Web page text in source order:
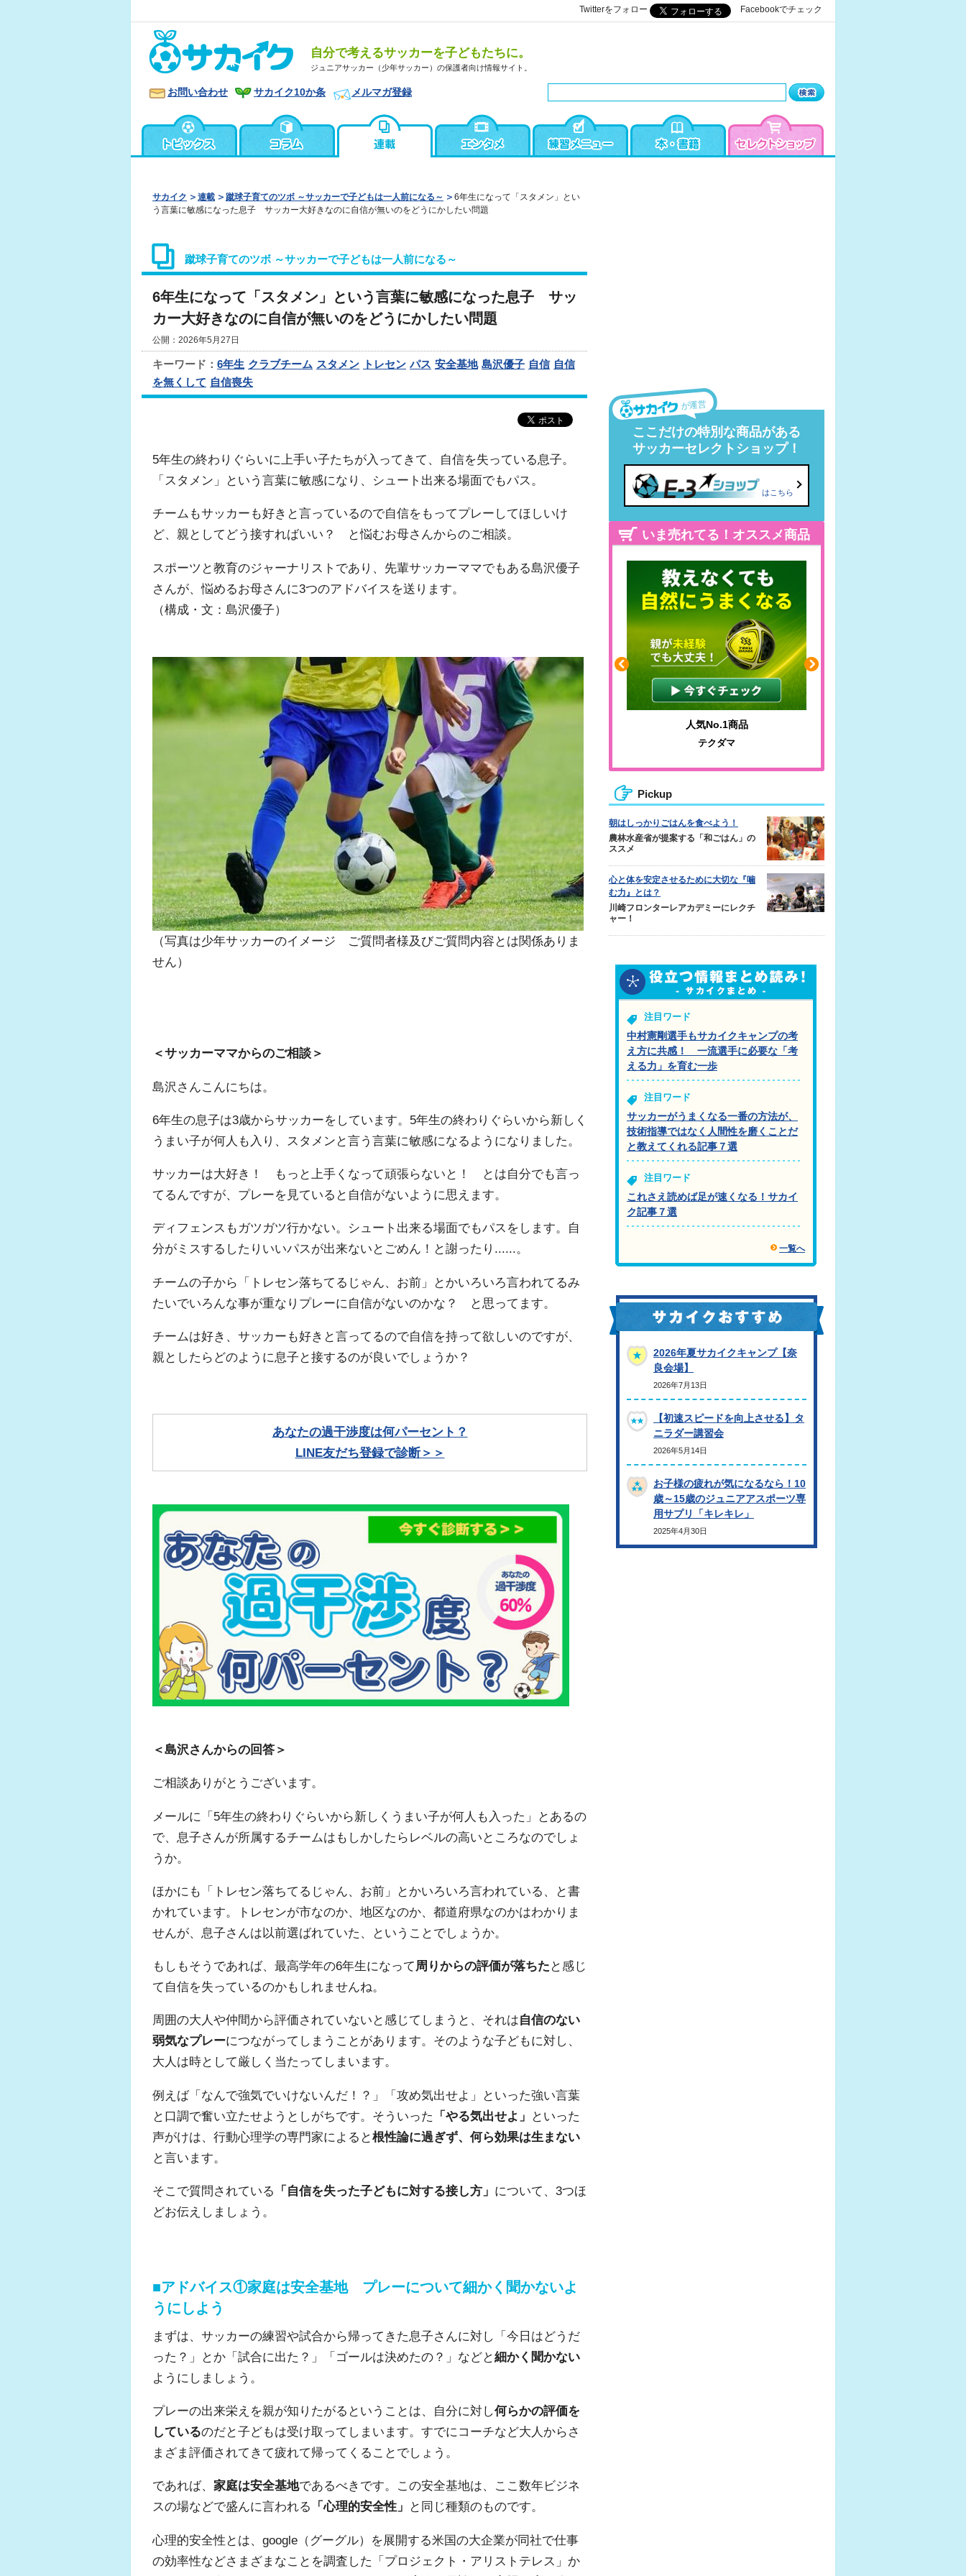
Twitterをフォロー Facebookでチェック
自分で考えるサッカーを子どもたちに。
ジュニアサッカー（少年サッカー）の保護者向け情報サイト。
お問い合わせ サカイク10か条 メルマガ登録
サカイク 連載 蹴球子育てのツボ ～サッカーで子どもは一人前になる～
6年生になって「スタメン」とい
う言葉に敏感になった息子 サッカー大好きなのに自信が無いのをどうにかしたい問題
蹴球子育てのツボ ～サッカーで子どもは一人前になる～
6年生になって「スタメン」という言葉に敏感になった息子 サッ
カー大好きなのに自信が無いのをどうにかしたい問題
公開：2026年5月27日
キーワード： 6年生 クラブチーム スタメン トレセン パス 安全基地 島沢優子 自信 自信
を無くして 自信喪失
5年生の終わりぐらいに上手い子たちが入ってきて、自信を失っている息子。
「スタメン」という言葉に敏感になり、シュート出来る場面でもパス。
チームもサッカーも好きと言っているので自信をもってプレーしてほしいけ
ど、親としてどう接すればいい？ と悩むお母さんからのご相談。
スポーツと教育のジャーナリストであり、先輩サッカーママでもある島沢優子
さんが、悩めるお母さんに3つのアドバイスを送ります。
（構成・文：島沢優子）
（写真は少年サッカーのイメージ ご質問者様及びご質問内容とは関係ありま
せん）
＜サッカーママからのご相談＞
島沢さんこんにちは。
6年生の息子は3歳からサッカーをしています。5年生の終わりぐらいから新しく
うまい子が何人も入り、スタメンと言う言葉に敏感になるようになりました。
サッカーは大好き！ もっと上手くなって頑張らないと！ とは自分でも言っ
てるんですが、プレーを見ていると自信がないように思えます。
ディフェンスもガツガツ行かない。シュート出来る場面でもパスをします。自
分がミスするしたりいいパスが出来ないとごめん！と謝ったり......。
チームの子から「トレセン落ちてるじゃん、お前」とかいろいろ言われてるみ
たいでいろんな事が重なりプレーに自信がないのかな？ と思ってます。
チームは好き、サッカーも好きと言ってるので自信を持って欲しいのですが、
親としたらどのように息子と接するのが良いでしょうか？
あなたの過干渉度は何パーセント？
LINE友だち登録で診断＞＞
＜島沢さんからの回答＞
ご相談ありがとうございます。
メールに「5年生の終わりぐらいから新しくうまい子が何人も入った」とあるの
で、息子さんが所属するチームはもしかしたらレベルの高いところなのでしょ
うか。
ほかにも「トレセン落ちてるじゃん、お前」とかいろいろ言われている、と書
かれています。トレセンが市なのか、地区なのか、都道府県なのかはわかりま
せんが、息子さんは以前選ばれていた、ということでしょうか。
もしもそうであれば、最高学年の6年生になって周りからの評価が落ちた と感じ
て自信を失っているのかもしれませんね。
周囲の大人や仲間から評価されていないと感じてしまうと、それは自信のない
弱気なプレーにつながってしまうことがあります。そのような子どもに対し、
大人は時として厳しく当たってしまいます。
例えば「なんで強気でいけないんだ！？」「攻め気出せよ」といった強い言葉
と口調で奮い立たせようとしがちです。そういった 「やる気出せよ」 といった
声がけは、行動心理学の専門家によると根性論に過ぎず、何ら効果は生まない
と言います。
そこで質問されている 「自信を失った子どもに対する接し方」 について、3つほ
どお伝えしましょう。
■アドバイス①家庭は安全基地 プレーについて細かく聞かないよ
うにしよう
まずは、サッカーの練習や試合から帰ってきた息子さんに対し「今日はどうだ
った？」とか「試合に出た？」「ゴールは決めたの？」などと細かく聞かない
ようにしましょう。
プレーの出来栄えを親が知りたがるということは、自分に対し何らかの評価を
しているのだと子どもは受け取ってしまいます。すでにコーチなど大人からさ
まざま評価されてきて疲れて帰ってくることでしょう。
であれば、 家庭は安全基地であるべきです。この安全基地は、ここ数年ビジネ
スの場などで盛んに言われる 「心理的安全性」 と同じ種類のものです。
心理的安全性とは、google（グーグル）を展開する米国の大企業が同社で仕事
の効率性などさまざまなことを調査した「プロジェクト・アリストテレス」か
が運営
ここだけの特別な商品がある
サッカーセレクトショップ！
はこちら
いま売れてる！オススメ商品
ふくらはぎの張りや疲れに
ジュニアレッグリカバリー
人気No.1商品
テクダマ
Pickup
朝はしっかりごはんを食べよう！
農林水産省が提案する「和ごはん」の
ススメ
心と体を安定させるために大切な『噛
む力』とは？
川崎フロンターレアカデミーにレクチ
ャー！
注目ワード
中村憲剛選手もサカイクキャンプの考
え方に共感！ 一流選手に必要な「考
える力」を育む一歩
注目ワード
サッカーがうまくなる一番の方法が、
技術指導ではなく人間性を磨くことだ
と教えてくれる記事７選
注目ワード
これさえ読めば足が速くなる！サカイ
ク記事７選
一覧へ
2026年夏サカイクキャンプ【奈
良会場】
2026年7月13日
【初速スピードを向上させる】タ
ニラダー講習会
2026年5月14日
お子様の疲れが気になるなら！10
歳～15歳のジュニアアスポーツ専
用サプリ「キレキレ」
2025年4月30日